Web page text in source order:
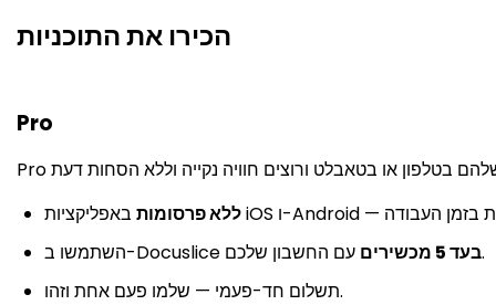
הכירו את התוכניות
Pro
ללא פרסומות
השתמשו ב-Docuslice
בעד 5 מכשיריםעם החשבון שלכם.
תשלום חד-פעמי — שלמו פעם אחת וזהו.